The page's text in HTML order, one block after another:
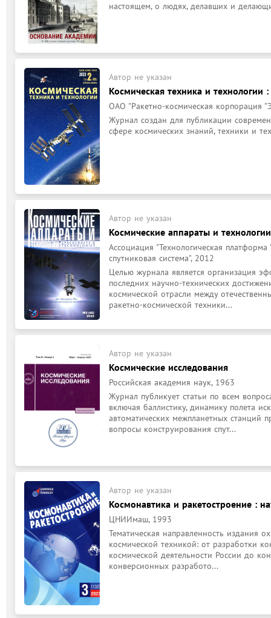
настоящем, о людях, делавших и
Автор не указан
Космическая техника и технологии
ОАО "Ракетно-космическая корпорация
Журнал создан для публикации
сфере космических знаний, техники и
Автор не указан
Космические аппараты и
Ассоциация "Технологическая
спутниковая система", 2012
Целью журнала является организация
последних научно-технических
космической отрасли между
ракетно-космической техники...
Автор не указан
Космические исследования
Российская академия наук, 1963
Журнал публикует статьи по всем
включая баллистику, динамику полета
автоматических межпланетных станций
вопросы конструирования спут...
Автор не указан
Космонавтика и ракетостроение :
ЦНИИмаш, 1993
Тематическая направленность издания
космической техникой: от разработки
космической деятельности России до
конверсионных разработо...